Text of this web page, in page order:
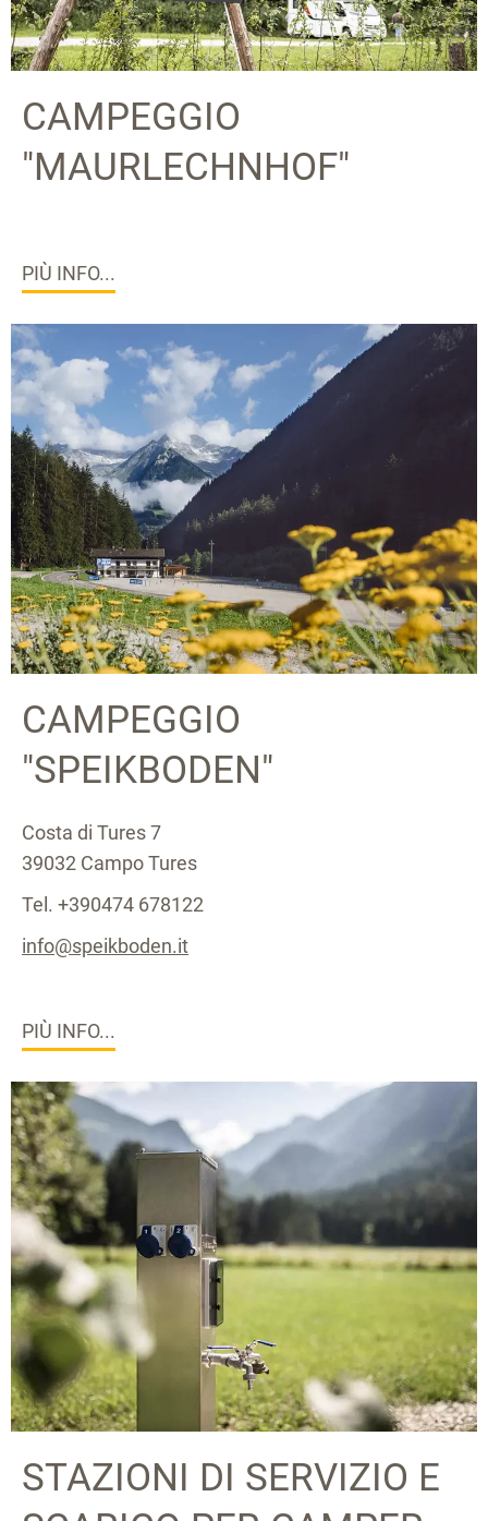
CAMPEGGIO
"MAURLECHNHOF"
PIÙ INFO...
CAMPEGGIO
"SPEIKBODEN"
Costa di Tures 7
39032 Campo Tures
Tel. +390474 678122
info@speikboden.it
PIÙ INFO...
STAZIONI DI SERVIZIO E